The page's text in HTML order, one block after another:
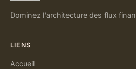
Dominez l'architecture des flux
LIENS
Accueil